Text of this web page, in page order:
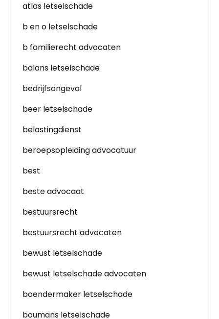
atlas letselschade
b en o letselschade
b familierecht advocaten
balans letselschade
bedrijfsongeval
beer letselschade
belastingdienst
beroepsopleiding advocatuur
best
beste advocaat
bestuursrecht
bestuursrecht advocaten
bewust letselschade
bewust letselschade advocaten
boendermaker letselschade
boumans letselschade